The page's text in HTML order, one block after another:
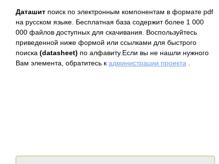
Даташит поиск по электронным компонентам в формате pdf
на русском языке. Бесплатная база содержит более 1 000
000 файлов доступных для скачивания. Воспользуйтесь
приведенной ниже формой или ссылками для быстрого
поиска (datasheet) по алфавиту.Если вы не нашли нужного
Вам элемента, обратитесь к администрации проекта